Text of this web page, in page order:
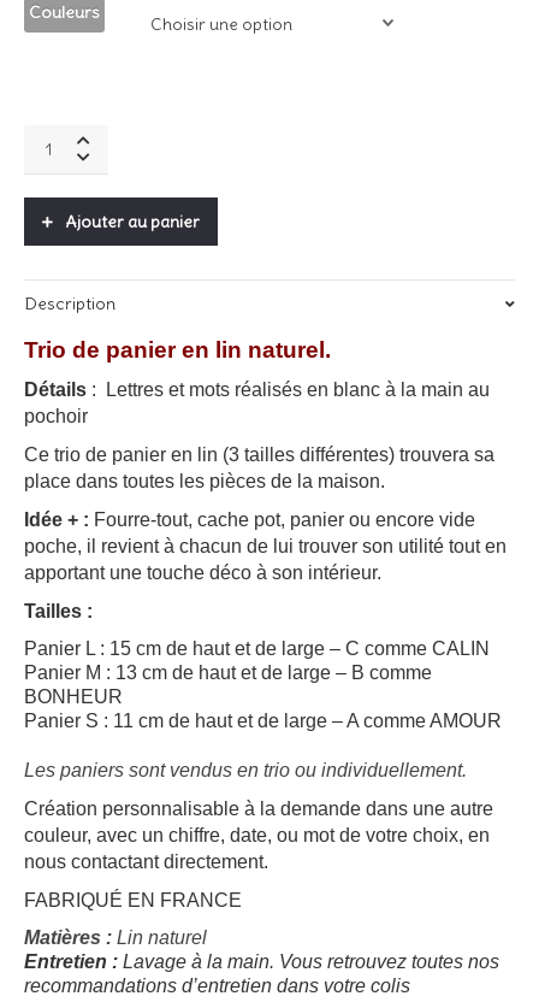
Couleurs
Paniers
Lettres
quantityAjouter au panier
Description
Trio de panier en lin naturel.
Détails : Lettres et mots réalisés en blanc à la main au
pochoir
Ce trio de panier en lin (3 tailles différentes) trouvera sa
place dans toutes les pièces de la maison.
Idée + : Fourre-tout, cache pot, panier ou encore vide
poche, il revient à chacun de lui trouver son utilité tout en
apportant une touche déco à son intérieur.
Tailles :
Panier L : 15 cm de haut et de large – C comme CALIN
Panier M : 13 cm de haut et de large – B comme
BONHEUR
Panier S : 11 cm de haut et de large – A comme AMOUR
Les paniers sont vendus en trio ou individuellement.
Création personnalisable à la demande dans une autre
couleur, avec un chiffre, date, ou mot de votre choix, en
nous contactant directement.
FABRIQUÉ EN FRANCE
Matières : Lin naturel
Entretien : Lavage à la main. Vous retrouvez toutes nos
recommandations d’entretien dans votre colis